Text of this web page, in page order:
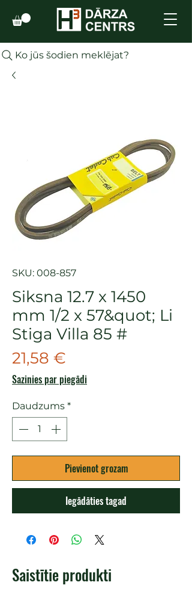
Ko jūs šodien meklējat?
SKU: 008-857
Siksna 12.7 x 1450
mm 1/2 x 57&quot; Li
Stiga Villa 85 #
21,58 €
Sazinies par piegādi
Daudzums *
Pievienot grozam
Iegādāties tagad
Saistītie produkti